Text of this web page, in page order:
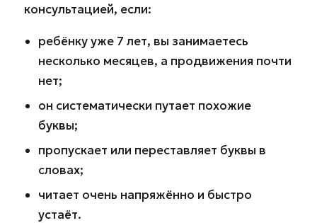
консультацией, если:
ребёнку уже 7 лет, вы занимаетесь
несколько месяцев, а продвижения почти
нет;
он систематически путает похожие
буквы;
пропускает или переставляет буквы в
словах;
читает очень напряжённо и быстро
устаёт.